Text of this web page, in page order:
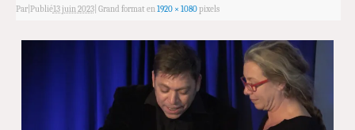
Par| Publié13 juin 2023| Grand format en1920 × 1080pixels